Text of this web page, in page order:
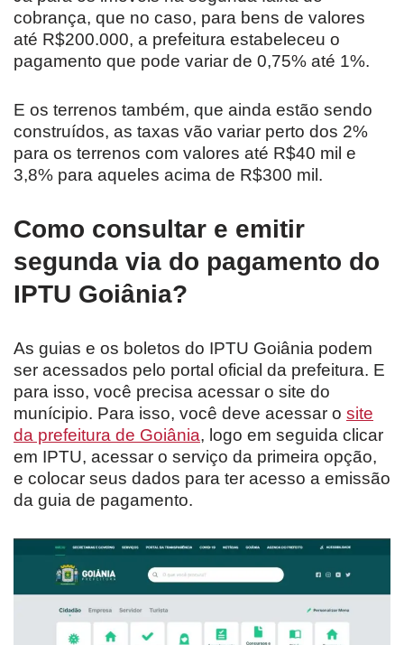
cobrança, que no caso, para bens de valores
até R$200.000, a prefeitura estabeleceu o
pagamento que pode variar de 0,75% até 1%.
E os terrenos também, que ainda estão sendo
construídos, as taxas vão variar perto dos 2%
para os terrenos com valores até R$40 mil e
3,8% para aqueles acima de R$300 mil.
Como consultar e emitir
segunda via do pagamento do
IPTU Goiânia?
As guias e os boletos do IPTU Goiânia podem
ser acessados pelo portal oficial da prefeitura. E
para isso, você precisa acessar o site do
munícipio. Para isso, você deve acessar o site
da prefeitura de Goiânia, logo em seguida clicar
em IPTU, acessar o serviço da primeira opção,
e colocar seus dados para ter acesso a emissão
da guia de pagamento.